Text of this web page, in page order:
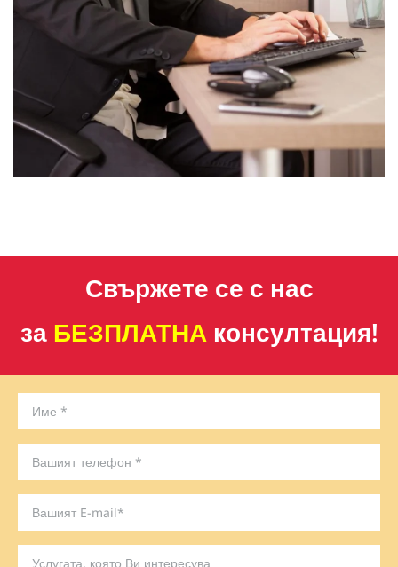
Свържете се с нас
за БЕЗПЛАТНА консултация!